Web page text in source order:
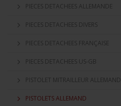
PIECES DETACHEES ALLEMANDE
PIECES DETACHEES DIVERS
PIECES DETACHEES FRANÇAISE
PIECES DETACHEES US-GB
PISTOLET MITRAILLEUR ALLEMAND
PISTOLETS ALLEMAND